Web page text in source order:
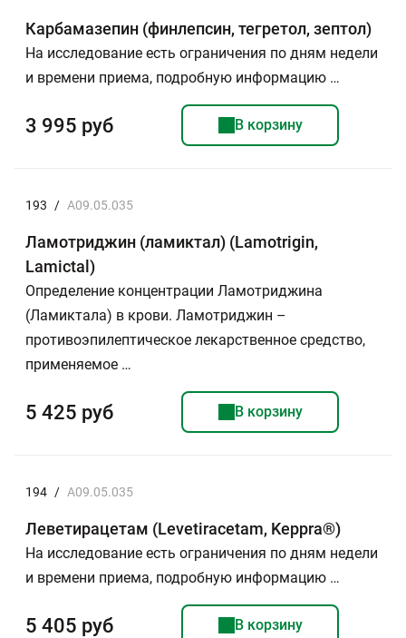
Карбамазепин (финлепсин, тегретол, зептол)
На исследование есть ограничения по дням недели
и времени приема, подробную информацию …
3 995 руб В корзину
193 / A09.05.035
Ламотриджин (ламиктал) (Lamotrigin,
Lamictal)
Определение концентрации Ламотриджина
(Ламиктала) в крови. Ламотриджин –
противоэпилептическое лекарственное средство,
применяемое …
5 425 руб В корзину
194 / A09.05.035
Леветирацетам (Levetiracetam, Keppra®)
На исследование есть ограничения по дням недели
и времени приема, подробную информацию …
5 405 руб В корзину